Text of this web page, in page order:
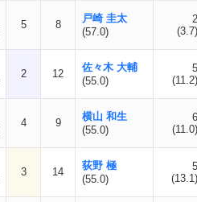
5 8
戸崎 圭太
(57.0)
2
(3.7)
2 12
佐々木 大輔
(55.0)
5
(11.2)
4 9
横山 和生
(55.0)
6
(11.0)
3 14
荻野 極
(55.0)
5
(13.1)